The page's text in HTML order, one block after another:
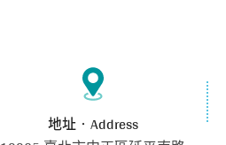
地址‧Address